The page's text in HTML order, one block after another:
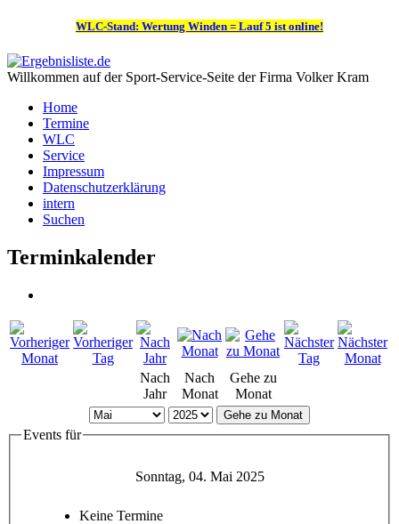
WLC-Stand: Wertung Winden = Lauf 5 ist online!
Willkommen auf der Sport-Service-Seite der Firma Volker Kram
Home
Termine
WLC
Service
Impressum
Datenschutzerklärung
intern
Suchen
Terminkalender
Nach
Jahr
Nach
Monat
Gehe zu
Monat
Gehe zu Monat
Events für
Sonntag, 04. Mai 2025
Keine Termine